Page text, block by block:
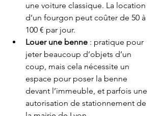
une voiture classique. La location
d’un fourgon peut coûter de 50 à
100 € par jour.
Louer une benne : pratique pour
jeter beaucoup d’objets d’un
coup, mais cela nécessite un
espace pour poser la benne
devant l’immeuble, et parfois une
autorisation de stationnement de